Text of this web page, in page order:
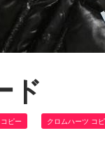
ド
ピー クロムハーツ コ